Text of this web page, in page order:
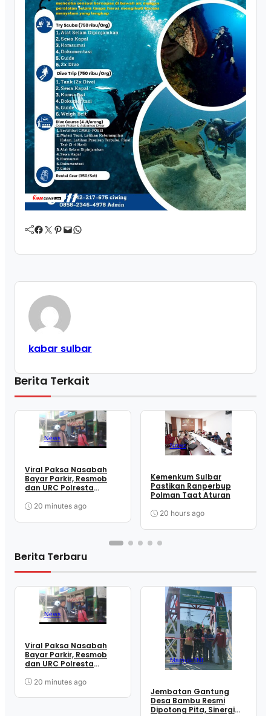
Facebook Twitter Pinterest Mail WhatsApp
kabar sulbar
Berita Terkait
News
Viral Paksa Nasabah
Bayar Parkir, Resmob
dan URC Polresta
Juru Parkir
20 minutes ago
News
Kemenkum Sulbar
Pastikan Ranperbup
Polman Taat Aturan
20 hours ago
Berita Terbaru
News
Viral Paksa Nasabah
Bayar Parkir, Resmob
dan URC Polresta
Juru Parkir
20 minutes ago
MamujuTNI
Jembatan Gantung
Desa Bambu Resmi
Dipotong Pita, Sinergi